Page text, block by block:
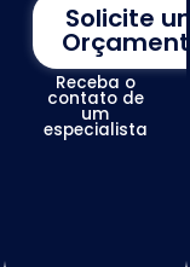
Solicite um
Orçamento
Receba o
contato de
um
especialista